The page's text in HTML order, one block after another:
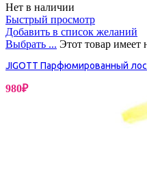
Нет в наличии
Быстрый просмотр
Добавить в список желаний
Выбрать ... Этот товар имеет
JIGOTT Парфюмированный
980₽